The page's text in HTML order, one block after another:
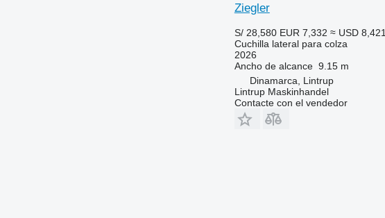
Ziegler
S/ 28,580 EUR 7,332 ≈ USD 8,421
Cuchilla lateral para colza
2026
Ancho de alcance 9.15 m
Dinamarca, Lintrup
Lintrup Maskinhandel
Contacte con el vendedor